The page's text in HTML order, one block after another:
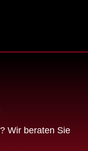
Wir beraten Sie